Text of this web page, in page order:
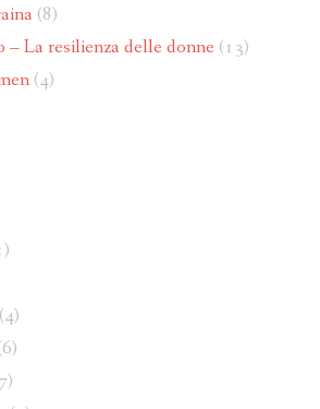
(8)
– La resilienza delle donne (13)
(4)
(4)